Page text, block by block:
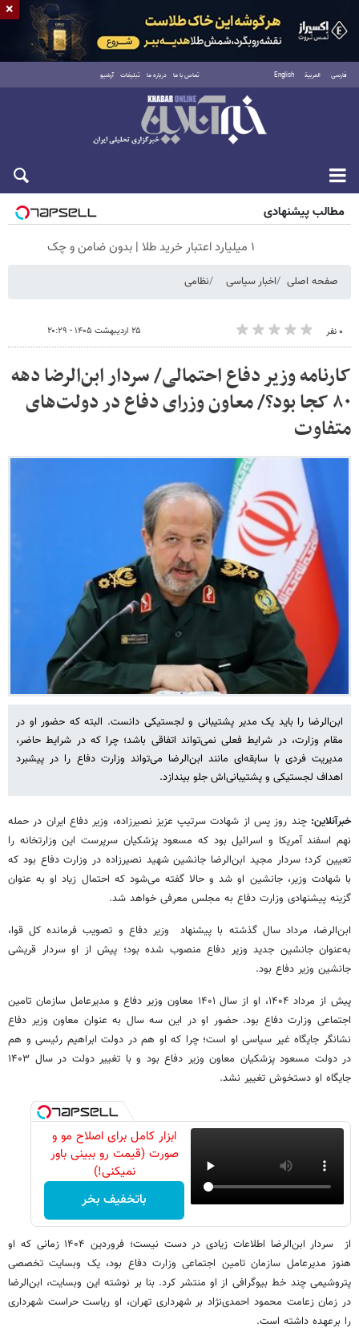
فارسی العربية English تماس با ما درباره ما تبلیغات آرشیو
جمعه ۱۶ مرداد ۱۴۰۵
مطالب پیشنهادی
۱ میلیارد اعتبار خرید طلا | بدون ضامن و چک
صفحه اصلی اخبار سیاسی نظامی
۰ نفر ۲۵ اردیبهشت ۱۴۰۵ - ۲۰:۲۹
کارنامه وزیر دفاع احتمالی/ سردار ابن‌الرضا دهه
۸۰ کجا بود؟/ معاون وزرای دفاع در دولت‌های
متفاوت
ابن‌الرضا را باید یک مدیر پشتیبانی و لجستیکی دانست. البته که حضور او در
مقام وزارت، در شرایط فعلی نمی‌تواند اتفاقی باشد؛ چرا که در شرایط حاضر،
مدیریت فردی با سابقه‌ای مانند ابن‌الرضا می‌تواند وزارت دفاع را در پیشبرد
اهداف لجستیکی و پشتیبانی‌اش جلو بیندازد.
خبرآنلاین:چند روز پس از شهادت سرتیپ عزیز نصیرزاده، وزیر دفاع ایران در حمله
نهم اسفند آمریکا و اسرائیل بود که مسعود پزشکیان سرپرست این وزارتخانه را
تعیین کرد؛ سردار مجید ابن‌الرضا جانشین شهید نصیرزاده در وزارت دفاع بود که
با شهادت وزیر، جانشین او شد و حالا گفته می‌شود که احتمال زیاد او به عنوان
گزینه پیشنهادی وزارت دفاع به مجلس معرفی خواهد شد.
ابن‌الرضا، مرداد سال گذشته با پیشنهاد وزیر دفاع و تصویب فرمانده کل قوا،
به‌عنوان جانشین جدید وزیر دفاع منصوب شده بود؛ پیش از او سردار قریشی
جانشین وزیر دفاع بود.
پیش از مرداد ۱۴۰۴، او از سال ۱۴۰۱ معاون وزیر دفاع و مدیرعامل سازمان تامین
اجتماعی وزارت دفاع بود. حضور او در این سه سال به عنوان معاون وزیر دفاع
نشانگر جایگاه غیر سیاسی‌ او است؛ چرا که او هم در دولت ابراهیم رئیسی و هم
در دولت مسعود پزشکیان معاون وزیر دفاع بود و با تغییر دولت در سال ۱۴۰۳
جایگاه او دستخوش تغییر نشد.
ابزار کامل برای اصلاح مو و
صورت (قیمت رو ببینی باور
نمیکنی!)
باتخفیف بخر
از سردار ابن‌الرضا اطلاعات زیادی در دست نیست؛ فروردین ۱۴۰۴ زمانی که او
هنوز مدیرعامل سازمان تامین اجتماعی وزارت دفاع بود، یک‌ وبسایت تخصصی
پتروشیمی چند خط بیوگرافی از او منتشر کرد. بنا بر نوشته این وبسایت، ابن‌الرضا
در زمان زعامت محمود احمدی‌نژاد بر شهرداری تهران، او ریاست حراست شهرداری
را برعهده داشته است.
×